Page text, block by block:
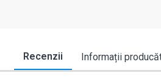
Recenzii Informații